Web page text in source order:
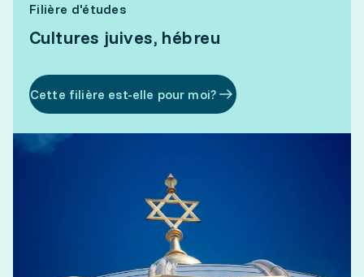
Filière d'études
Cultures juives, hébreu
Cette filière est-elle pour moi?